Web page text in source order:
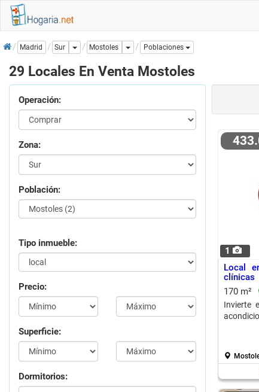
InicioMadrid Sur Dropdown
Mostoles Dropdown
Poblaciones
29 Locales En Venta Mostoles
Operación:
Zona:
Población:
Tipo inmueble:
Precio:
Superficie:
Dormitorios:
1
Local
clínicas
170 m²
Invierte